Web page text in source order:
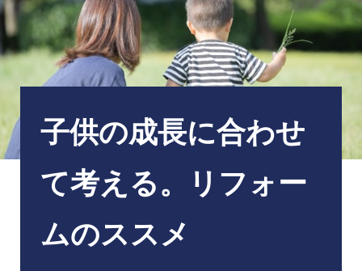
子供の成長に合わせ
て考える。リフォー
ムのススメ